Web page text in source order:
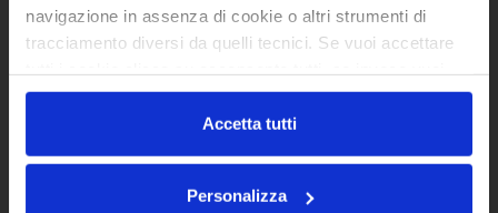
navigazione in assenza di cookie o altri strumenti di
tracciamento diversi da quelli tecnici. Se vuoi accettare
autonomamente selezionare i cookie da accettare clicca
su acconsento selezionati. Se vuoi saperne di più clicca
qui. Cliccando sul tasto "Acconsento" permetti l'utilizzo
Accetta tutti
Personalizza